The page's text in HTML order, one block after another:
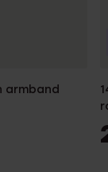
armband